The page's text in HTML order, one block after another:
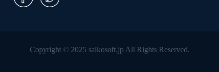
Copyright © 2025 saikosoft.jp All Rights Reserved.